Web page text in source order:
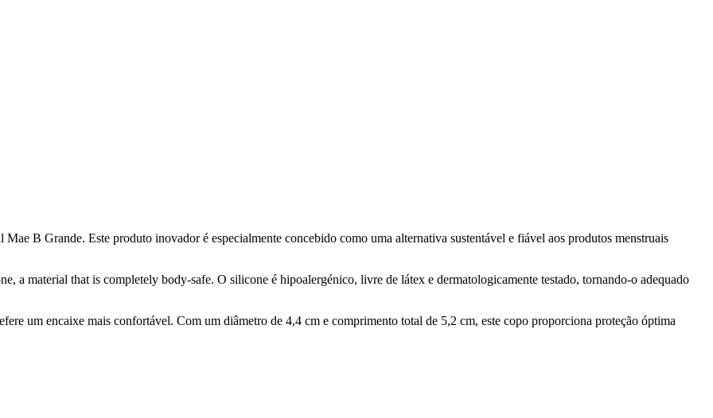
B Grande. Este produto inovador é especialmente concebido como uma alternativa sustentável e fiável aos produtos menstruais
a material that is completely body-safe. O silicone é hipoalergénico, livre de látex e dermatologicamente testado, tornando-o adequado
um encaixe mais confortável. Com um diâmetro de 4,4 cm e comprimento total de 5,2 cm, este copo proporciona proteção óptima